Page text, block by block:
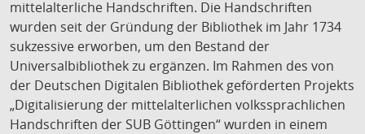
mittelalterliche Handschriften. Die Handschriften
wurden seit der Gründung der Bibliothek im Jahr 1734
sukzessive erworben, um den Bestand der
Universalbibliothek zu ergänzen. Im Rahmen des von
der Deutschen Digitalen Bibliothek geförderten Projekts
„Digitalisierung der mittelalterlichen volkssprachlichen
Handschriften der SUB Göttingen“ wurden in einem